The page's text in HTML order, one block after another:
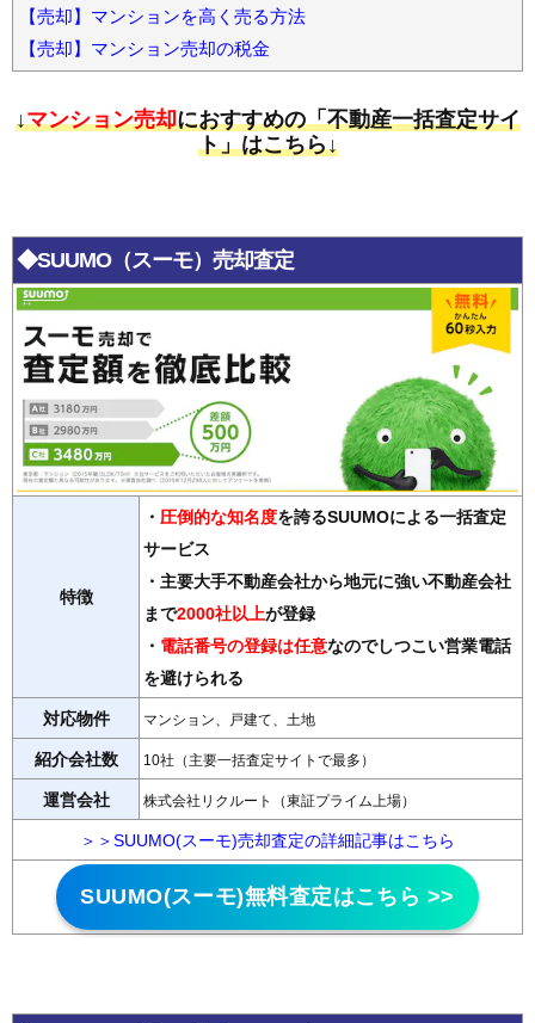
【売却】マンションを高く売る方法
【売却】マンション売却の税金
↓マンション売却におすすめの「不動産一括査定サイ
ト」はこちら↓
◆SUUMO（スーモ）売却査定
特徴
・ 圧倒的な知名度を誇るSUUMOによる一括査定
サービス
・主要大手不動産会社から地元に強い不動産会社
まで2000社以上が登録
・ 電話番号の登録は任意なのでしつこい営業電話
を避けられる
対応物件 マンション、戸建て、土地
紹介会社数 10社（主要一括査定サイトで最多）
運営会社 株式会社リクルート（東証プライム上場）
＞＞SUUMO(スーモ)売却査定の詳細記事はこちら
SUUMO(スーモ)無料査定はこちら >>